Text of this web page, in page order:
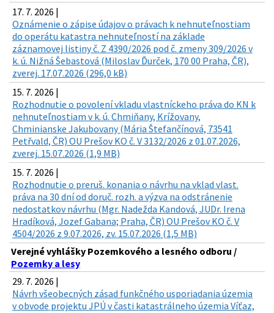
17. 7. 2026 |
Oznámenie o zápise údajov o právach k nehnuteľnostiam
do operátu katastra nehnuteľností na základe
záznamovej listiny č. Z 4390/2026 pod č. zmeny 309/2026 v
k. ú. Nižná Šebastová (Miloslav Ďurček, 170 00 Praha, ČR),
zverej. 17.07.2026 (296,0 kB)
15. 7. 2026 |
Rozhodnutie o povolení vkladu vlastníckeho práva do KN k
nehnuteľnostiam v k. ú. Chmiňany, Krížovany,
Chminianske Jakubovany (Mária Štefančínová, 73541
Petřvald, ČR) OU Prešov KO č. V 3132/2026 z 01.07.2026,
zverej. 15.07.2026 (1,9 MB)
15. 7. 2026 |
Rozhodnutie o preruš. konania o návrhu na vklad vlast.
práva na 30 dní od doruč. rozh. a výzva na odstránenie
nedostatkov návrhu (Mgr. Nadežda Kandová, JUDr. Irena
Hradíková, Jozef Gabana; Praha, ČR) OU Prešov KO č. V
4504/2026 z 9.07.2026, zv. 15.07.2026 (1,5 MB)
Verejné vyhlášky Pozemkového a lesného odboru /
Pozemky a lesy
29. 7. 2026 |
Návrh všeobecných zásad funkčného usporiadania územia
v obvode projektu JPÚ v časti katastrálneho územia Víťaz,